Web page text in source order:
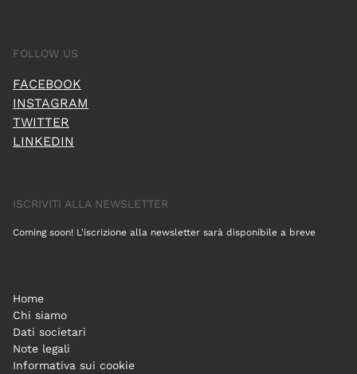
FOLLOW US
FACEBOOK
INSTAGRAM
TWITTER
LINKEDIN
ISCRIVITI ALLA NEWSLETTER
Coming soon! L'iscrizione alla newsletter sarà disponibile a breve
Home
Chi siamo
Dati societari
Note legali
Informativa sui cookie